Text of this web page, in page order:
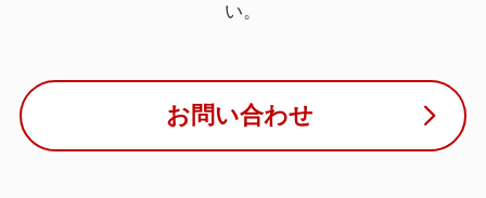
い。
お問い合わせ